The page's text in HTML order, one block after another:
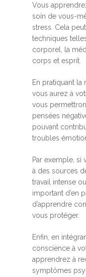
Vous
soin de vous-
stress. Cela
techniques
corporel, la
corps et esprit.
En pratiquant
vous aurez à
vous
pensées
pouvant
troubles
Par exemple, si
à des sources
travail intense
important d’en
d’apprendre
vous protéger.
Enfin, en
conscience à
apprendrez à
symptômes